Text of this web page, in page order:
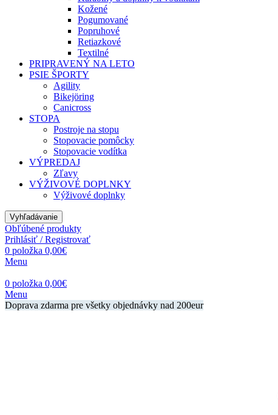
Kožené
Pogumované
Popruhové
Retiazkové
Textilné
PRIPRAVENÝ NA LETO
PSIE ŠPORTY
Agility
Bikejöring
Canicross
STOPA
Postroje na stopu
Stopovacie pomôcky
Stopovacie vodítka
VÝPREDAJ
Zľavy
VÝŽIVOVÉ DOPLNKY
Výživové doplnky
Vyhľadávanie
Obľúbené produkty
Prihlásiť / Registrovať
0 položka 0,00€
Menu
0 položka 0,00€
Menu
Doprava zdarma pre všetky objednávky nad 200eur